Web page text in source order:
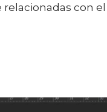
con el